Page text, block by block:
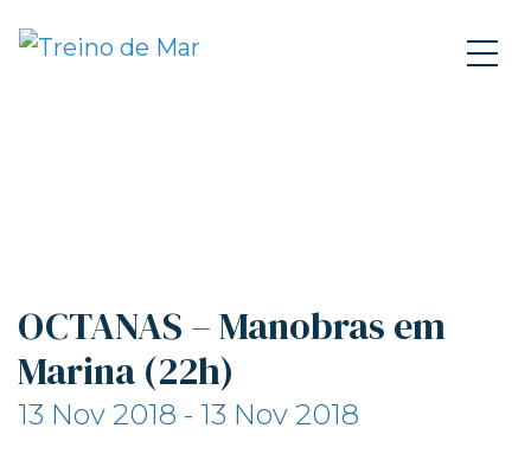
OCTANAS – Manobras em
Marina (22h)
13 Nov 2018 - 13 Nov 2018